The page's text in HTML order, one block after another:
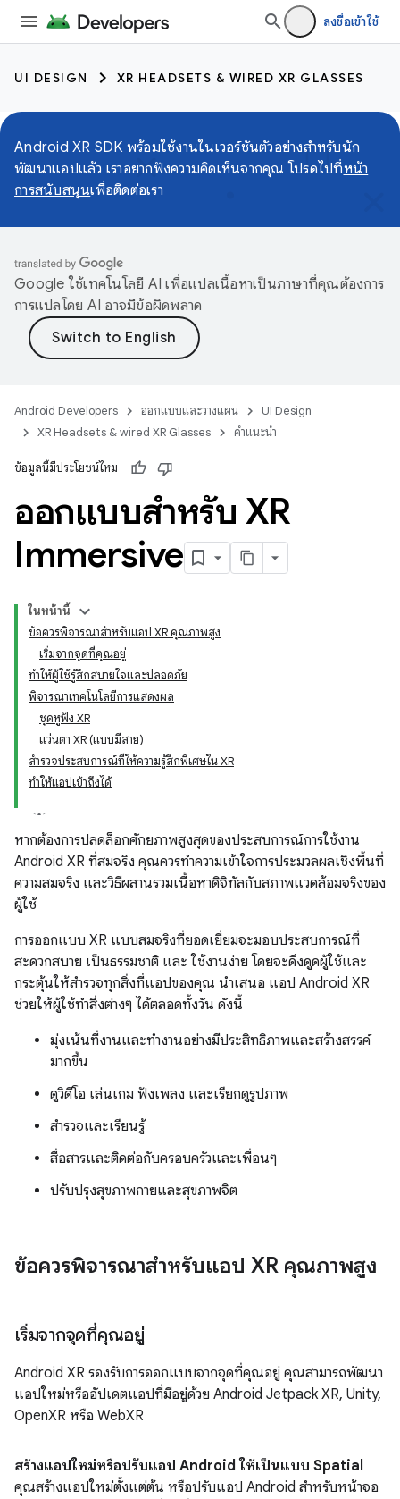
ลงชื่อเข้าใช้
UI DESIGN XR HEADSETS & WIRED XR GLASSES
Android XR SDK พร้อมใช้งานในเวอร์ชันตัวอย่างสำหรับนัก
พัฒนาแอปแล้ว เราอยากฟังความคิดเห็นจากคุณ โปรดไปที่หน้า
การสนับสนุนเพื่อติดต่อเรา
Google ใช้เทคโนโลยี AI เพื่อแปลเนื้อหาเป็นภาษาที่คุณต้องการ
การแปลโดย AI อาจมีข้อผิดพลาด
Android Developers ออกแบบและวางแผน
UI Design
XR Headsets & wired XR Glasses
คำแนะนำ
ข้อมูลนี้มีประโยชน์ไหม
ออกแบบสำหรับ XR
Immersive
ในหน้านี้
ข้อควรพิจารณาสําหรับแอป XR คุณภาพสูง
เริ่มจากจุดที่คุณอยู่
ทำให้ผู้ใช้รู้สึกสบายใจและปลอดภัย
พิจารณาเทคโนโลยีการแสดงผล
ชุดหูฟัง XR
แว่นตา XR (แบบมีสาย)
สำรวจประสบการณ์ที่ให้ความรู้สึกพิเศษใน XR
ทำให้แอปเข้าถึงได้
หากต้องการปลดล็อกศักยภาพสูงสุดของประสบการณ์การใช้งาน
Android XR ที่สมจริง คุณควรทำความเข้าใจการประมวลผลเชิงพื้นที่
ความสมจริง และวิธีผสานรวมเนื้อหาดิจิทัลกับสภาพแวดล้อมจริงของ
ผู้ใช้
การออกแบบ XR แบบสมจริงที่ยอดเยี่ยมจะมอบประสบการณ์ที่
สะดวกสบาย เป็นธรรมชาติ และ ใช้งานง่าย โดยจะดึงดูดผู้ใช้และ
กระตุ้นให้สำรวจทุกสิ่งที่แอปของคุณ นำเสนอ แอป Android XR
ช่วยให้ผู้ใช้ทำสิ่งต่างๆ ได้ตลอดทั้งวัน ดังนี้
มุ่งเน้นที่งานและทำงานอย่างมีประสิทธิภาพและสร้างสรรค์
มากขึ้น
ดูวิดีโอ เล่นเกม ฟังเพลง และเรียกดูรูปภาพ
สำรวจและเรียนรู้
สื่อสารและติดต่อกับครอบครัวและเพื่อนๆ
ปรับปรุงสุขภาพกายและสุขภาพจิต
ข้อควรพิจารณาสําหรับแอป XR คุณภาพสูง
เริ่มจากจุดที่คุณอยู่
Android XR รองรับการออกแบบจากจุดที่คุณอยู่ คุณสามารถพัฒนา
แอปใหม่หรืออัปเดตแอปที่มีอยู่ด้วย Android Jetpack XR, Unity,
OpenXR หรือ WebXR
สร้างแอปใหม่หรือปรับแอป Android ให้เป็นแบบ Spatial
คุณสร้างแอปใหม่ตั้งแต่ต้น หรือปรับแอป Android สำหรับหน้าจอ